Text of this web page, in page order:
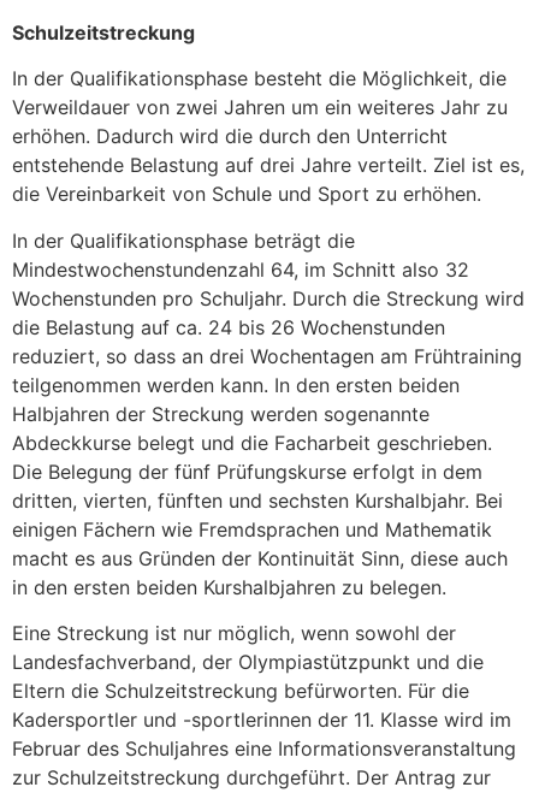
Schulzeitstreckung
In der Qualifikationsphase besteht die Möglichkeit, die
Verweildauer von zwei Jahren um ein weiteres Jahr zu
erhöhen. Dadurch wird die durch den Unterricht
entstehende Belastung auf drei Jahre verteilt. Ziel ist es,
die Vereinbarkeit von Schule und Sport zu erhöhen.
In der Qualifikationsphase beträgt die
Mindestwochenstundenzahl 64, im Schnitt also 32
Wochenstunden pro Schuljahr. Durch die Streckung wird
die Belastung auf ca. 24 bis 26 Wochenstunden
reduziert, so dass an drei Wochentagen am Frühtraining
teilgenommen werden kann. In den ersten beiden
Halbjahren der Streckung werden sogenannte
Abdeckkurse belegt und die Facharbeit geschrieben.
Die Belegung der fünf Prüfungskurse erfolgt in dem
dritten, vierten, fünften und sechsten Kurshalbjahr. Bei
einigen Fächern wie Fremdsprachen und Mathematik
macht es aus Gründen der Kontinuität Sinn, diese auch
in den ersten beiden Kurshalbjahren zu belegen.
Eine Streckung ist nur möglich, wenn sowohl der
Landesfachverband, der Olympiastützpunkt und die
Eltern die Schulzeitstreckung befürworten. Für die
Kadersportler und -sportlerinnen der 11. Klasse wird im
Februar des Schuljahres eine Informationsveranstaltung
zur Schulzeitstreckung durchgeführt. Der Antrag zur